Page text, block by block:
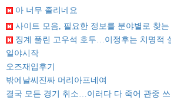
아 너무 졸리네요
사이트 모음, 필요한 정보를 분야별로 찾는 가
징계 풀린 고우석 호투…이정후는 치명적
일야시작
오즈재입후기
밖에날씨진짜 머리아프네여
결국 모든 경기 취소…이러다 다 죽어 관중 쓰러지